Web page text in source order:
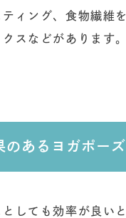
ィング、食物繊維
スなどがあります
のあるヨガポー
しても効率が良い